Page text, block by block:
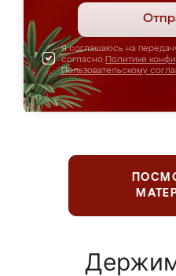
Я соглашаюсь на
согласно Политике
Пользовательскому